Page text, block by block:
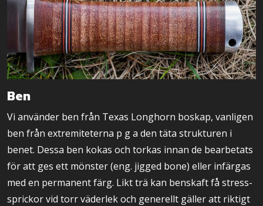
Ben
Vi använder ben från Texas Longhorn boskap, vanligen
ben från extremiteterna p g a den täta strukturen i
benet. Dessa ben kokas och torkas innan de bearbetats
för att ges ett mönster (eng. jigged bone) eller infärgas
med en permanent färg. Likt trä kan benskaft få stress-
sprickor vid torr väderlek och generellt gäller att riktigt